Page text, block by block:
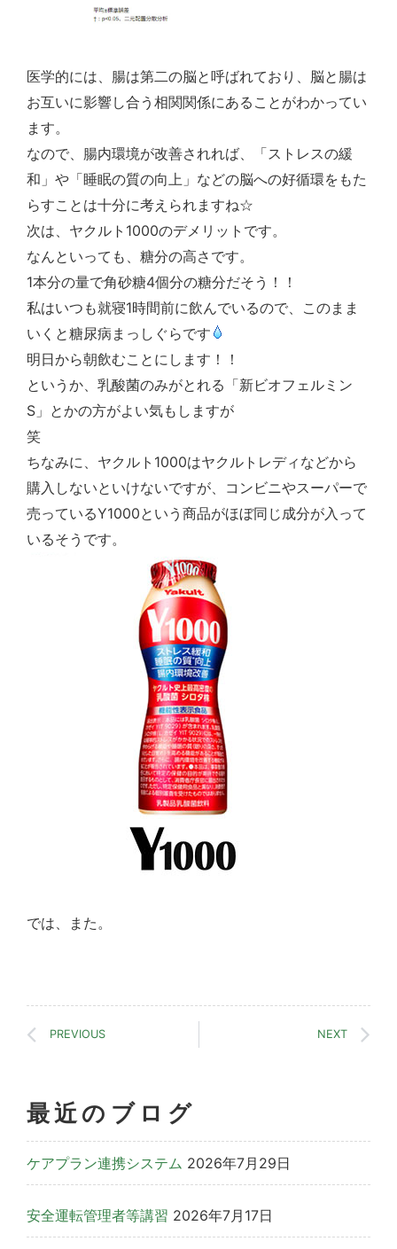
医学的には、腸は第二の脳と呼ばれており、脳と腸は
お互いに影響し合う相関関係にあることがわかってい
ます。
なので、腸内環境が改善されれば、「ストレスの緩
和」や「睡眠の質の向上」などの脳への好循環をもた
らすことは十分に考えられますね☆
次は、ヤクルト 1000のデメリットです。
なんといっても、糖分の高さです。
1本分の量で角砂糖4個分の糖分だそう！！
私はいつも就寝1時間前に飲んでいるので、このまま
いくと糖尿病まっしぐらです
明日から朝飲むことにします！！
というか、乳酸菌のみがとれる「新ビオフェルミン
S 」とかの方がよい気もしますが
笑
ちなみに、ヤクルト 1000はヤクルトレディなどから
購入しないといけないですが、コンビニやスーパーで
売っているY1000という商品がほぼ同じ成分が入って
いるそうです。
では、また。
PREVIOUS NEXT
最近のブログ
ケアプラン連携システム 2026年7月29日
安全運転管理者等講習 2026年7月17日